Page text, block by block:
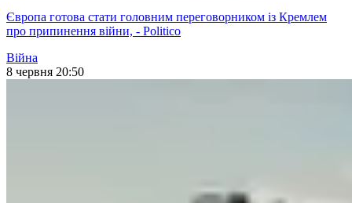
Європа готова стати головним переговорником із Кремлем
про припинення війни, - Politico
Війна
8 червня 20:50